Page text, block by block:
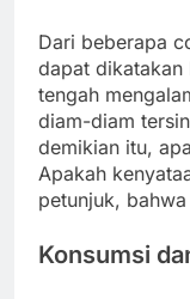
Dari beberapa
dapat dikatakan
tengah
diam-diam
demikian itu,
Apakah
petunjuk,
Konsumsi